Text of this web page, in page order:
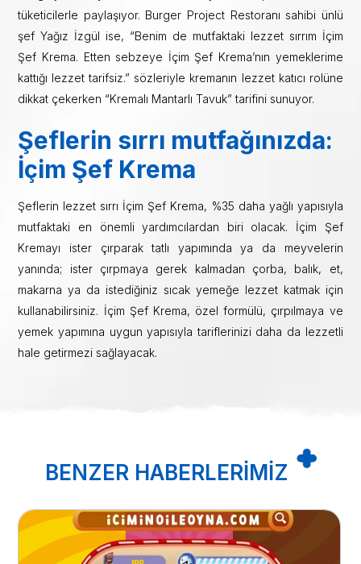
tüketicilerle paylaşıyor. Burger Project Restoranı sahibi ünlü
şef Yağız İzgül ise, “Benim de mutfaktaki lezzet sırrım İçim
Şef Krema. Etten sebzeye İçim Şef Krema’nın yemeklerime
kattığı lezzet tarifsiz.” sözleriyle kremanın lezzet katıcı rolüne
dikkat çekerken “Kremalı Mantarlı Tavuk” tarifini sunuyor.
Şeflerin sırrı mutfağınızda:
İçim Şef Krema
Şeflerin lezzet sırrı İçim Şef Krema, %35 daha yağlı yapısıyla
mutfaktaki en önemli yardımcılardan biri olacak. İçim Şef
Kremayı ister çırparak tatlı yapımında ya da meyvelerin
yanında; ister çırpmaya gerek kalmadan çorba, balık, et,
makarna ya da istediğiniz sıcak yemeğe lezzet katmak için
kullanabilirsiniz. İçim Şef Krema, özel formülü, çırpılmaya ve
yemek yapımına uygun yapısıyla tariflerinizi daha da lezzetli
hale getirmezi sağlayacak.
BENZER HABERLERIMIZ